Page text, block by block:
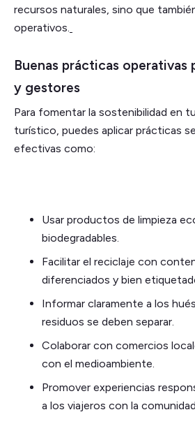
recursos naturales, sino que
operativos.
Buenas prácticas operativas
y gestores
Para fomentar la sostenibilidad en
turístico, puedes aplicar prácticas
efectivas como:
Usar productos de limpieza
biodegradables.
Facilitar el reciclaje con
diferenciados y bien
Informar claramente a los
residuos se deben separar.
Colaborar con comercios
con el medioambiente.
Promover experiencias
a los viajeros con la